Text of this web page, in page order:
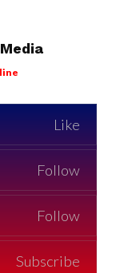
Like
Follow
Follow
Subscribe